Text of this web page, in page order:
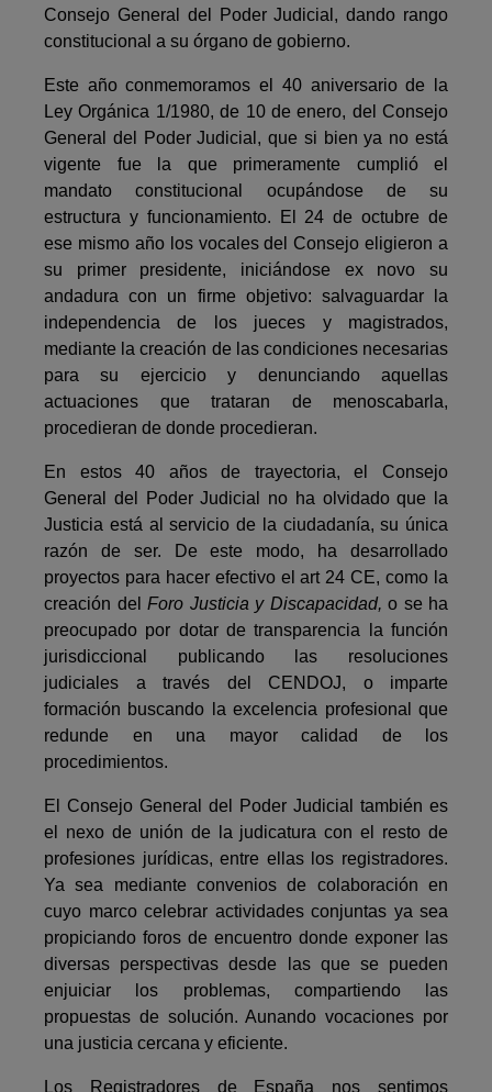
Consejo General del Poder Judicial, dando rango
constitucional a su órgano de gobierno.
Este año conmemoramos el 40 aniversario de la
Ley Orgánica 1/1980, de 10 de enero, del Consejo
General del Poder Judicial, que si bien ya no está
vigente fue la que primeramente cumplió el
mandato constitucional ocupándose de su
estructura y funcionamiento. El 24 de octubre de
ese mismo año los vocales del Consejo eligieron a
su primer presidente, iniciándose ex novo su
andadura con un firme objetivo: salvaguardar la
independencia de los jueces y magis­trados,
mediante la creación de las condiciones necesarias
para su ejercicio y denunciando aquellas
actuaciones que trataran de menoscabarla,
procedie­ran de donde procedieran.
En estos 40 años de trayectoria, el Consejo
General del Poder Judicial no ha olvidado que la
Justicia está al servicio de la ciudadanía, su única
razón de ser. De este modo, ha desarrollado
proyectos para hacer efectivo el art 24 CE, como la
creación del Foro Justicia y Discapacidad, o se ha
preocupado por dotar de transparencia la función
jurisdiccional publicando las resoluciones
judiciales a través del CENDOJ, o imparte
formación buscando la excelencia profesional que
redunde en una mayor calidad de los
procedimientos.
El Consejo General del Poder Judicial también es
el nexo de unión de la judi­catura con el resto de
profesiones jurídicas, entre ellas los registradores.
Ya sea mediante convenios de colaboración en
cuyo marco celebrar actividades con­juntas ya sea
propiciando foros de encuentro donde exponer las
diversas pers­pectivas desde las que se pueden
enjuiciar los problemas, compartiendo las
propuestas de solución. Aunando vocaciones por
una justicia cercana y eficiente.
Los Registradores de España nos sentimos